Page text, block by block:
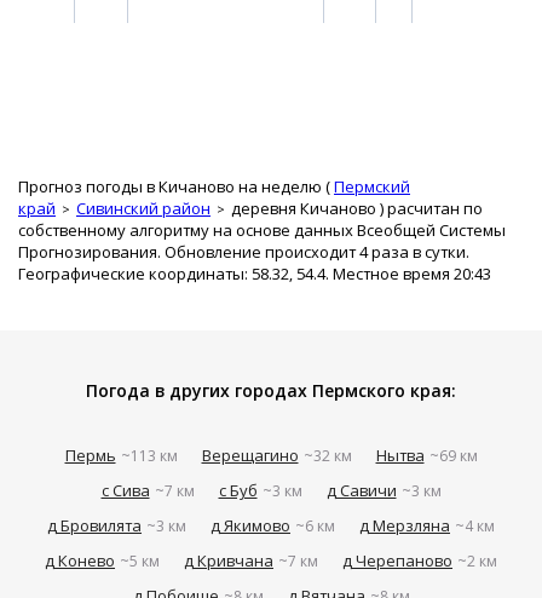
Прогноз погоды в Кичаново на неделю (Пермский
край
Сивинский район деревня Кичаново ) расчитан по
собственному алгоритму на основе данных Всеобщей Системы
Прогнозирования. Обновление происходит 4 раза в сутки.
Географические координаты: 58.32, 54.4. Местное время 20:43
Погода в других городах Пермского края:
Пермь ~113 км Верещагино ~32 км Нытва ~69 км
с Сива ~7 км с Буб ~3 км д Савичи ~3 км
д Бровилята ~3 км д Якимово ~6 км д Мерзляна ~4 км
д Конево ~5 км д Кривчана ~7 км д Черепаново ~2 км